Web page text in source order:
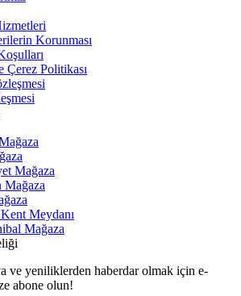
Korunması
Politikası
Mağaza
Mağaza
Meydanı
Mağaza
ve yeniliklerden haberdar olmak için e-
abone olun!